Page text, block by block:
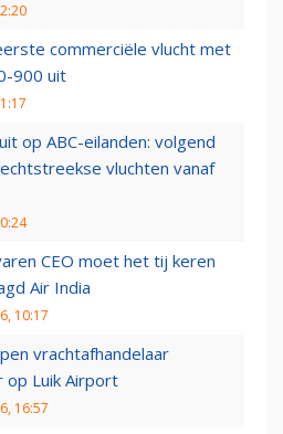
commerciële vlucht met
900 uit
op ABC-eilanden: volgend
vluchten vanaf
CEO moet het tij keren
Air India
10:17
vrachtafhandelaar
op Luik Airport
16:57